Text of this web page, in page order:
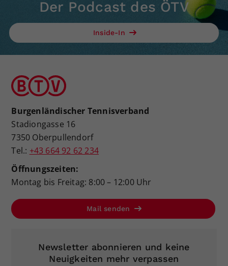
Der Podcast des ÖTV
Inside-In
Burgenländischer Tennisverband
Stadiongasse 16
7350 Oberpullendorf
Tel.: +43 664 92 62 234
Öffnungszeiten:
Montag bis Freitag: 8:00 – 12:00 Uhr
Mail senden
Newsletter abonnieren und keine
Neuigkeiten mehr verpassen